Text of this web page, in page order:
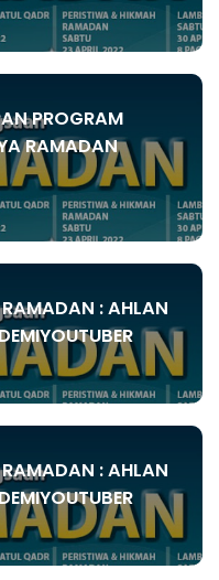
PROGRAM
RAMADAN
: AHLAN
: AHLAN